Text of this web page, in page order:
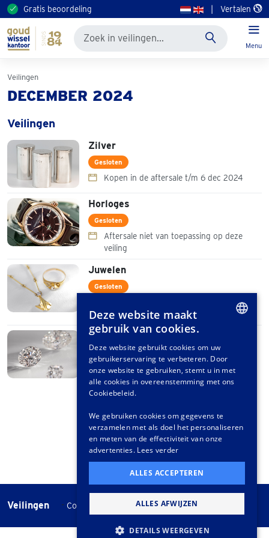
Gratis beoordeling Vertalen
Menu
Veilingen
DECEMBER 2024
Veilingen
Zilver
Gesloten
Kopen in de aftersale t/m 6 dec 2024
Horloges
Gesloten
Aftersale niet van toepassing op deze
veiling
Juwelen
Gesloten
Aftersale niet van toepassing op deze
veiling
Diamanten
Gesloten
Bieden vanaf: 4 nov 2024
Live: 7 dec 2024
(aansluitend op Juwelen)
Veilingen - Cookie instellingen Veilingvoorwaarden
GERMAN
FRENCH
Deze website maakt
gebruik van cookies.
Deze website gebruikt cookies om uw
gebruikerservaring te verbeteren. Door
onze website te gebruiken, stemt u in met
alle cookies in overeenstemming met ons
Cookiebeleid.
We gebruiken cookies om gegevens te
verzamelen met als doel het personaliseren
en meten van de effectiviteit van onze
advertenties. Lees verder
ALLES ACCEPTEREN
ALLES AFWIJZEN
DETAILS WEERGEVEN